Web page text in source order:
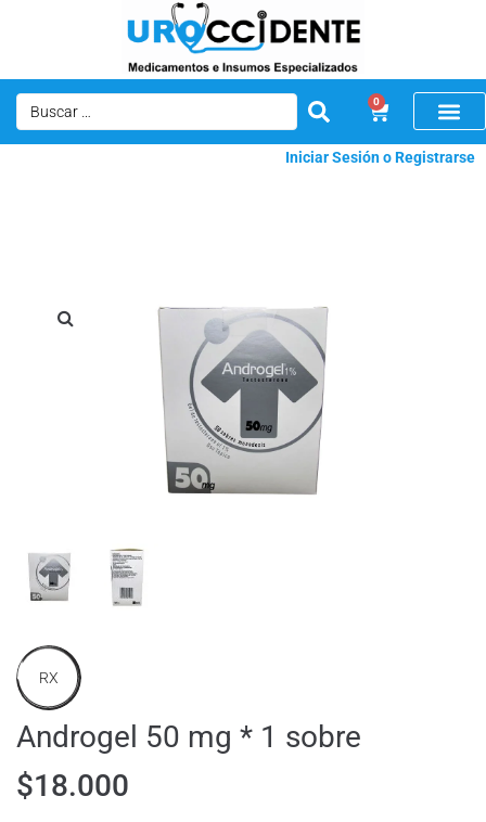
0
Iniciar Sesión o Registrarse
RX
Androgel 50 mg * 1 sobre
$18.000